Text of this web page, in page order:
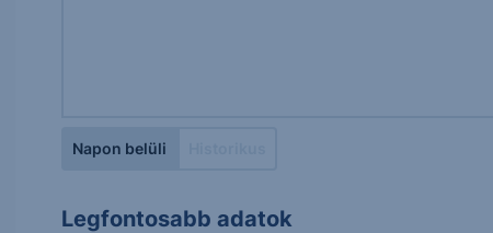
Napon belüli
Legfontosabb adatok